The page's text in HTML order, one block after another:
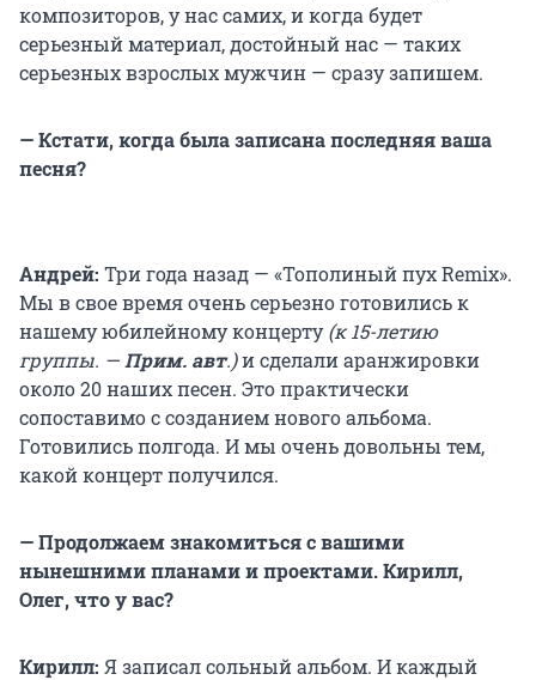
композиторов, у нас самих, и когда будет
серьезный материал, достойный нас — таких
серьезных взрослых мужчин — сразу запишем.
— Кстати, когда была записана последняя ваша
песня?
Андрей: Три года назад — «Тополиный пух Remix».
Мы в свое время очень серьезно готовились к
нашему юбилейному концерту(к 15-летию
группы. — Прим. авт.)и сделали аранжировки
около 20 наших песен. Это практически
сопоставимо с созданием нового альбома.
Готовились полгода. И мы очень довольны тем,
какой концерт получился.
— Продолжаем знакомиться с вашими
нынешними планами и проектами. Кирилл,
Олег, что у вас?
Кирилл: Я записал сольный альбом. И каждый